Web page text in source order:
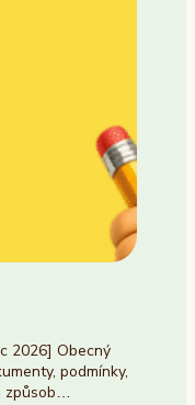
2026] Obecný
podmínky,
způsob…